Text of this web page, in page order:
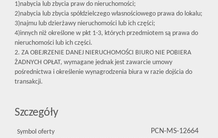
1)nabycia lub zbycia praw do nieruchomości;
2)nabycia lub zbycia spółdzielczego własnościowego prawa do lokalu;
3)najmu lub dzierżawy nieruchomości lub ich części;
4)innych niż określone w pkt 1-3, których przedmiotem są prawa do
nieruchomości lub ich części.
2. ZA OBEJRZENIE DANEJ NIERUCHOMOŚCI BIURO NIE POBIERA
ŻADNYCH OPŁAT, wymagane jednak jest zawarcie umowy
pośrednictwa i określenie wynagrodzenia biura w razie dojścia do
transakcji.
Szczegóły
Symbol oferty PCN-MS-12664